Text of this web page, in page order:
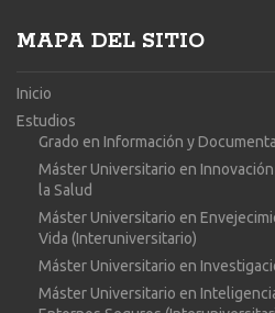
MAPA DEL SITIO
Inicio
Estudios
Grado en Información y
Máster Universitario en
la Salud
Máster Universitario en
Vida (Interuniversitario)
Máster Universitario en
Máster Universitario en